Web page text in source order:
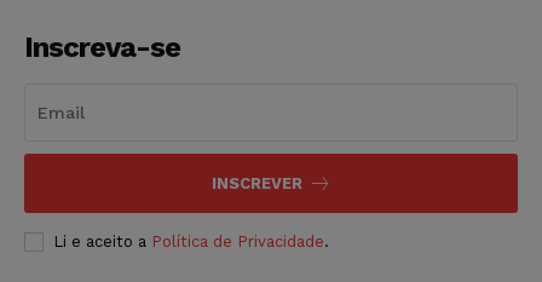
Inscreva-se
INSCREVER
Li e aceito a Política de Privacidade.